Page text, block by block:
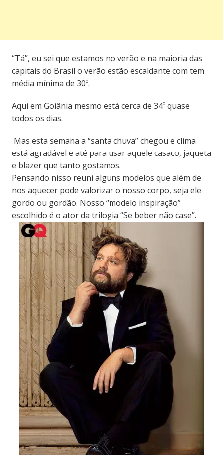
“Tá”, eu sei que estamos no verão e na maioria das
capitais do Brasil o verão estão escaldante com tem
média mínima de 30º.
Aqui em Goiânia mesmo está cerca de 34º quase
todos os dias.
Mas esta semana a “santa chuva” chegou e clima
está agradável e até para usar aquele casaco, jaqueta
e blazer que tanto gostamos.
Pensando nisso reuni alguns modelos que além de
nos aquecer pode valorizar o nosso corpo, seja ele
gordo ou gordão. Nosso “modelo inspiração”
escolhido é o ator da trilogia “Se beber não case”.